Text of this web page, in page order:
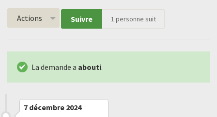
Actions Suivre 1 personne suit
La demande a abouti.
7 décembre 2024